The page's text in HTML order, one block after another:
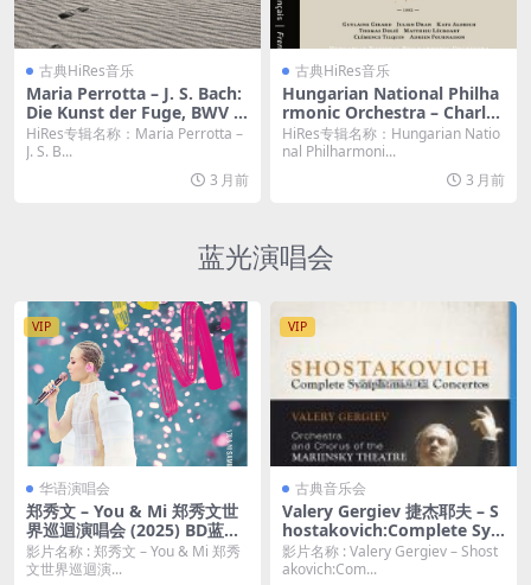
古典HiRes音乐
Maria Perrotta – J. S. Bach:
Die Kunst der Fuge, BWV 1
080 (2026) [Hi-Res 24bit/96
KHz FLAC]
HiRes专辑名称：Maria Perrotta –
J. S. B...
3 月前
古典HiRes音乐
Hungarian National Philha
rmonic Orchestra – Charles
Silver: La Belle au bois dor
mant (2026) [Hi-Res 24bit/
HiRes专辑名称：Hungarian Natio
nal Philharmoni...
3 月前
蓝光演唱会
VIP
华语演唱会
郑秀文 – You & Mi 郑秀文世
界巡迴演唱会 (2025) BD蓝光
原盘 [BDISO 2BD 56.3GB]
影片名称 : 郑秀文 – You & Mi 郑秀
文世界巡迴演...
VIP
古典音乐会
Valery Gergiev 捷杰耶夫 – S
hostakovich:Complete Sy
mphonies & Concertos (20
15) 蓝光原盘 [4BDMV 170.5
影片名称 : Valery Gergiev – Shost
akovich:Com...